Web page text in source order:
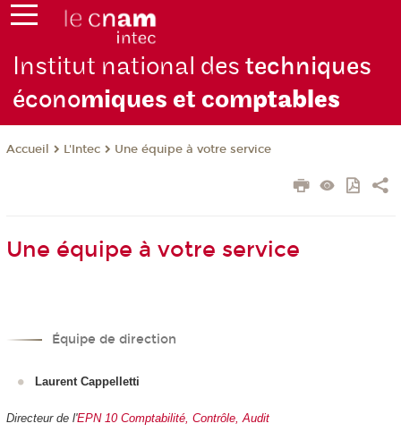
Institut national destechniques
économiques et comptables
Accueil L'Intec Une équipe à votre service
Une équipe à votre service
Équipe de direction
Laurent Cappelletti
Directeur de l'EPN 10 Comptabilité, Contrôle, Audit